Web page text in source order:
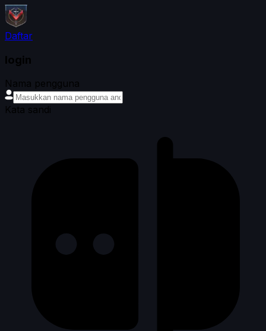
Daftar
login
Nama pengguna
Kata sandi